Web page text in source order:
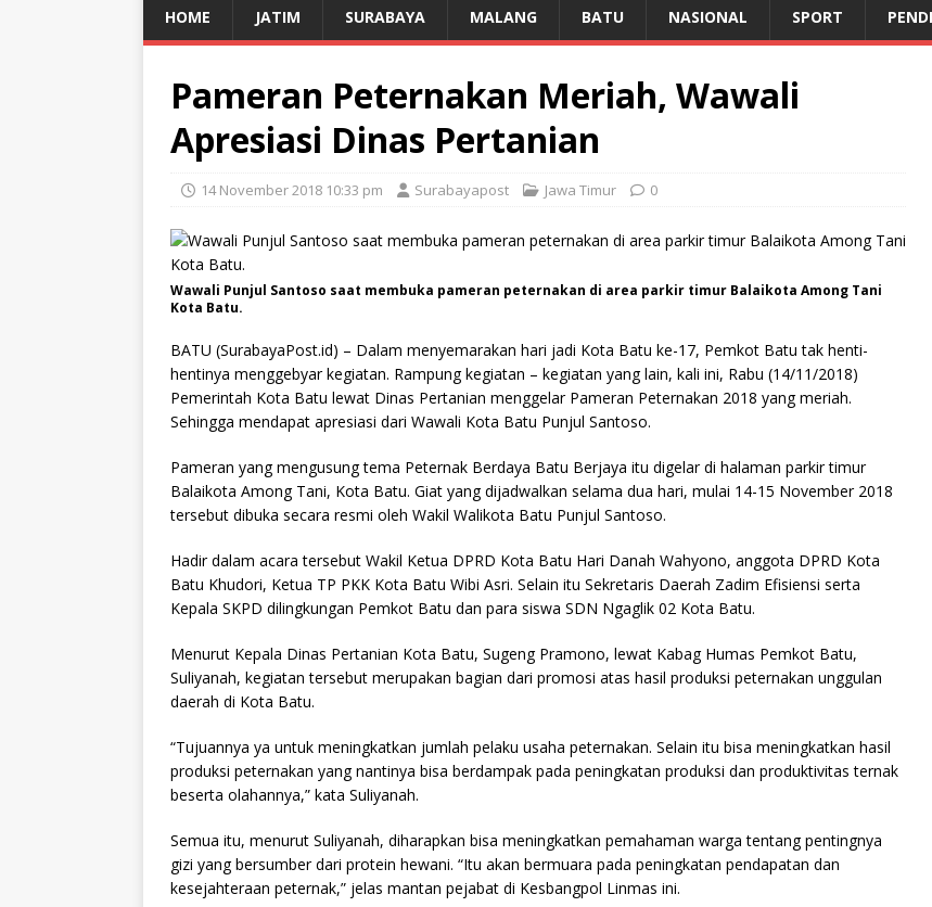
HOME JATIM SURABAYA MALANG BATU NASIONAL SPORT
Pameran Peternakan Meriah, Wawali
Apresiasi Dinas Pertanian
14 November 2018 10:33 pm Surabayapost Jawa Timur 0
Wawali Punjul Santoso saat membuka pameran peternakan di area parkir timur Balaikota Among Tani
Kota Batu.
BATU (SurabayaPost.id) – Dalam menyemarakan hari jadi Kota Batu ke-17, Pemkot Batu tak henti-
hentinya menggebyar kegiatan. Rampung kegiatan – kegiatan yang lain, kali ini, Rabu (14/11/2018)
Pemerintah Kota Batu lewat Dinas Pertanian menggelar Pameran Peternakan 2018 yang meriah.
Sehingga mendapat apresiasi dari Wawali Kota Batu Punjul Santoso.
Pameran yang mengusung tema Peternak Berdaya Batu Berjaya itu digelar di halaman parkir timur
Balaikota Among Tani, Kota Batu. Giat yang dijadwalkan selama dua hari, mulai 14-15 November 2018
tersebut dibuka secara resmi oleh Wakil Walikota Batu Punjul Santoso.
Hadir dalam acara tersebut Wakil Ketua DPRD Kota Batu Hari Danah Wahyono, anggota DPRD Kota
Batu Khudori, Ketua TP PKK Kota Batu Wibi Asri. Selain itu Sekretaris Daerah Zadim Efisiensi serta
Kepala SKPD dilingkungan Pemkot Batu dan para siswa SDN Ngaglik 02 Kota Batu.
Menurut Kepala Dinas Pertanian Kota Batu, Sugeng Pramono, lewat Kabag Humas Pemkot Batu,
Suliyanah, kegiatan tersebut merupakan bagian dari promosi atas hasil produksi peternakan unggulan
daerah di Kota Batu.
“Tujuannya ya untuk meningkatkan jumlah pelaku usaha peternakan. Selain itu bisa meningkatkan hasil
produksi peternakan yang nantinya bisa berdampak pada peningkatan produksi dan produktivitas ternak
beserta olahannya,” kata Suliyanah.
Semua itu, menurut Suliyanah, diharapkan bisa meningkatkan pemahaman warga tentang pentingnya
gizi yang bersumber dari protein hewani. “Itu akan bermuara pada peningkatan pendapatan dan
kesejahteraan peternak,” jelas mantan pejabat di Kesbangpol Linmas ini.